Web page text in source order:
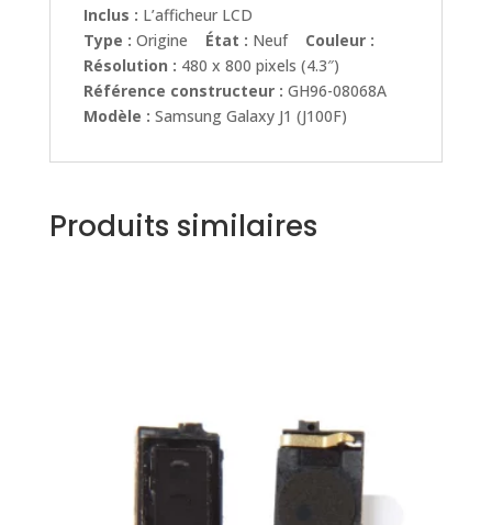
Inclus : L’afficheur LCD
Type : Origine État : Neuf Couleur :
Résolution : 480 x 800 pixels (4.3″)
Référence constructeur : GH96-08068A
Modèle : Samsung Galaxy J1 (J100F)
Produits similaires